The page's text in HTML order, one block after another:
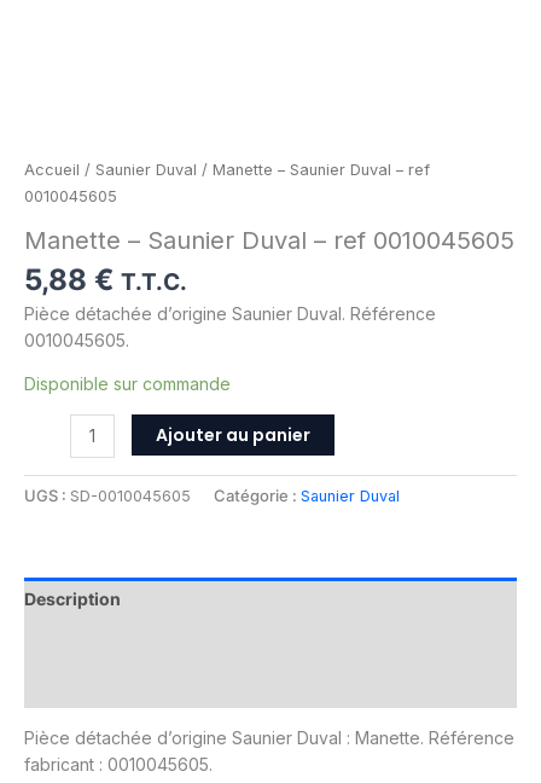
Accueil / Saunier Duval / Manette – Saunier Duval – ref
0010045605
Manette – Saunier Duval – ref 0010045605
5,88 € T.T.C.
Pièce détachée d’origine Saunier Duval. Référence
0010045605.
Disponible sur commande
Ajouter au panier
UGS : SD-0010045605 Catégorie : Saunier Duval
Description
Pièce détachée d’origine Saunier Duval : Manette. Référence
fabricant : 0010045605.